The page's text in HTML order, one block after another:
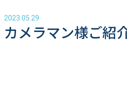
2023.05.29
カメラマン様ご紹